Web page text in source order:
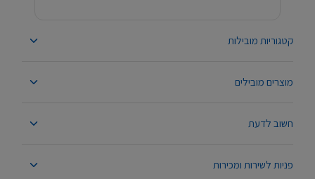
קטגוריות מובילות
מוצרים מובילים
חשוב לדעת
פניות לשירות ומכירות